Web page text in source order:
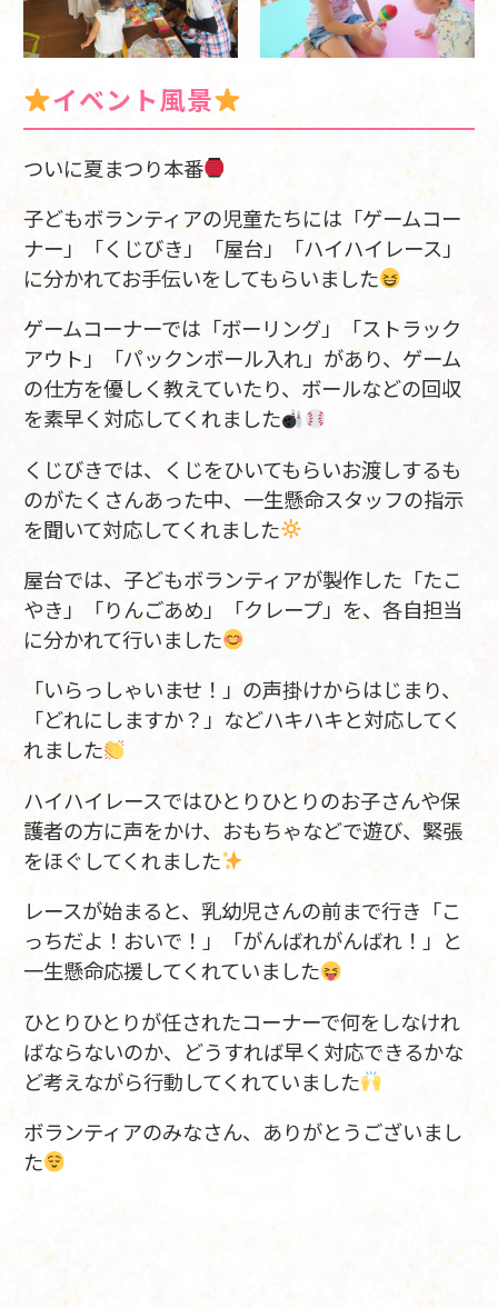
イベント風景
ついに夏まつり本番
子どもボランティアの児童たちには「ゲームコー
ナー」「くじびき」「屋台」「ハイハイレース」
に分かれてお手伝いをしてもらいました
ゲームコーナーでは「ボーリング」「ストラック
アウト」「パックンボール入れ」があり、ゲーム
の仕方を優しく教えていたり、ボールなどの回収
を素早く対応してくれました
くじびきでは、くじをひいてもらいお渡しするも
のがたくさんあった中、一生懸命スタッフの指示
を聞いて対応してくれました
屋台では、子どもボランティアが製作した「たこ
やき」「りんごあめ」「クレープ」を、各自担当
に分かれて行いました
「いらっしゃいませ！」の声掛けからはじまり、
「どれにしますか？」などハキハキと対応してく
れました
ハイハイレースではひとりひとりのお子さんや保
護者の方に声をかけ、おもちゃなどで遊び、緊張
をほぐしてくれました
レースが始まると、乳幼児さんの前まで行き「こ
っちだよ！おいで！」「がんばれがんばれ！」と
一生懸命応援してくれていました
ひとりひとりが任されたコーナーで何をしなけれ
ばならないのか、どうすれば早く対応できるかな
ど考えながら行動してくれていました
ボランティアのみなさん、ありがとうございまし
た